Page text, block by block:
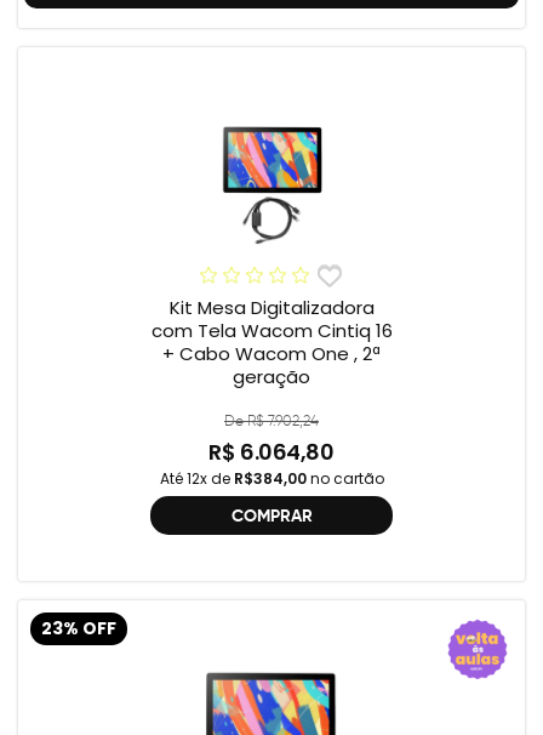
Kit Mesa Digitalizadora
com Tela Wacom Cintiq 16
+ Cabo Wacom One , 2ª
geração
De R$ 7.902,24
R$ 6.064,80
Até 12x de R$384,00no cartão
COMPRAR
23% OFF